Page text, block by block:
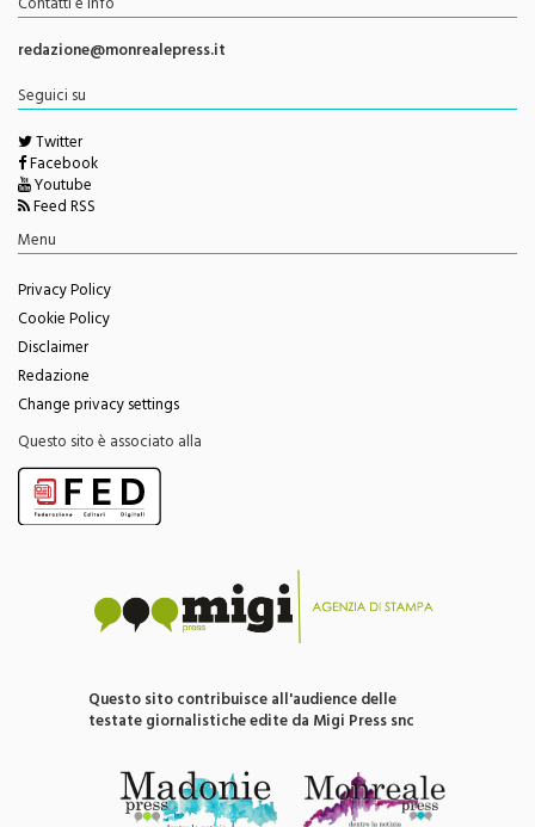
Direttore ResponsabileGiorgio Vaiana
Contatti e info
redazione@monrealepress.it
Seguici su
Twitter
Facebook
Youtube
Feed RSS
Privacy Policy
Cookie Policy
Disclaimer
Redazione
Change privacy settings
Questo sito è associato alla
Questo sito contribuisce all'audience delle